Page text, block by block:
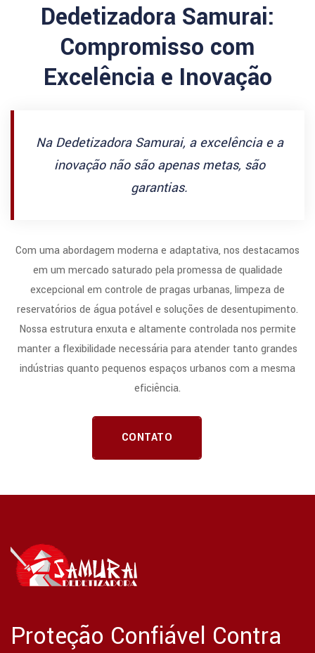
Dedetizadora Samurai:
Compromisso com
Excelência e Inovação
Na Dedetizadora Samurai, a excelência e a
inovação não são apenas metas, são
garantias.
Com uma abordagem moderna e adaptativa, nos destacamos
em um mercado saturado pela promessa de qualidade
excepcional em controle de pragas urbanas, limpeza de
reservatórios de água potável e soluções de desentupimento.
Nossa estrutura enxuta e altamente controlada nos permite
manter a flexibilidade necessária para atender tanto grandes
indústrias quanto pequenos espaços urbanos com a mesma
eficiência.
CONTATO
Proteção Confiável Contra